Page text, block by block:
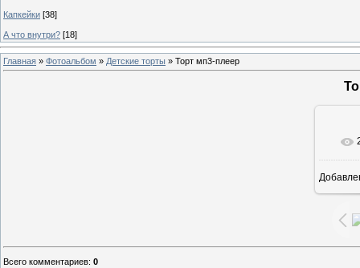
Капкейки [38]
А что внутри? [18]
Главная » Фотоальбом » Детские торты » Торт мп3-плеер
Всего комментариев: 0